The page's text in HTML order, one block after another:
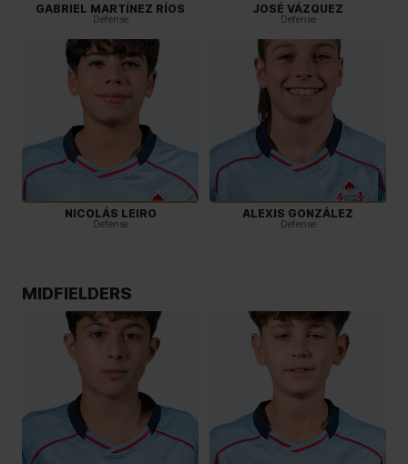
GABRIEL MARTÍNEZ RÍOS
Defense
JOSÉ VÁZQUEZ
Defense
NICOLÁS LEIRO
Defense
ALEXIS GONZÁLEZ
Defense
MIDFIELDERS